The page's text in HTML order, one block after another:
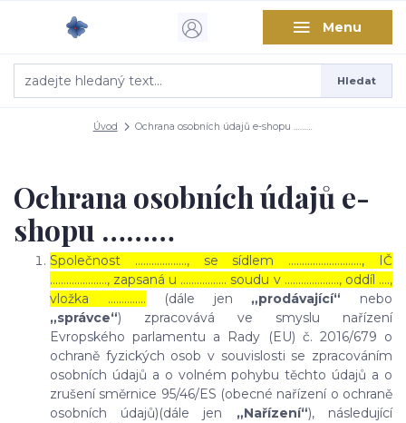
Menu
Hledat
Úvod Ochrana osobních údajů e-shopu ………
Ochrana osobních údajů e-
shopu ………
Společnost ………………., se sídlem ………………………, IČ
…………………, zapsaná u …………….. soudu v ……………….., oddíl ….,
vložka ………….. (dále jen „prodávající“ nebo
„správce“) zpracovává ve smyslu nařízení
Evropského parlamentu a Rady (EU) č. 2016/679 o
ochraně fyzických osob v souvislosti se zpracováním
osobních údajů a o volném pohybu těchto údajů a o
zrušení směrnice 95/46/ES (obecné nařízení o ochraně
osobních údajů)(dále jen „Nařízení“), následující